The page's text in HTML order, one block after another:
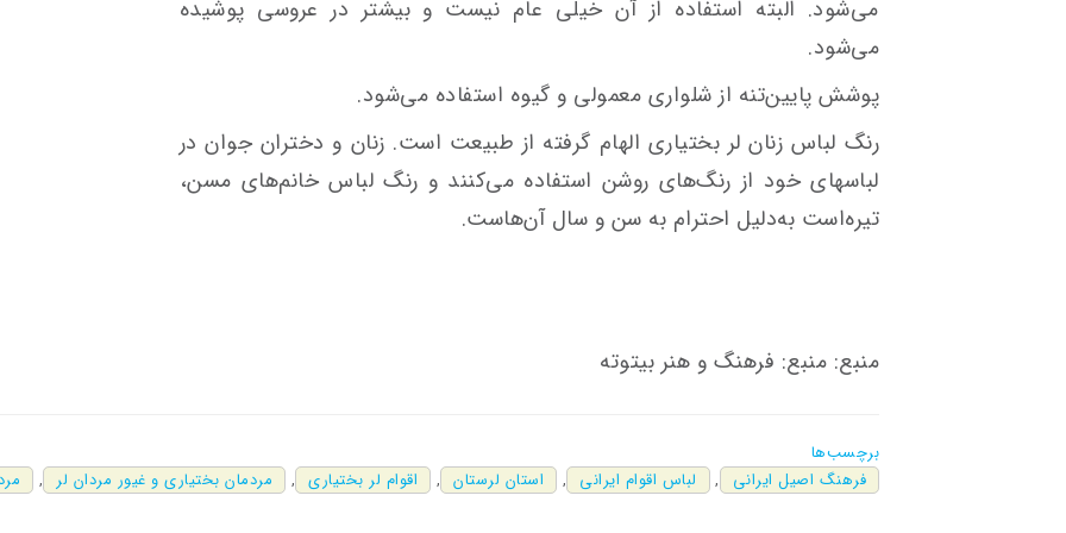
می‌شود. البته استفاده از آن خیلی عام نیست و بیشتر در عروسی پوشیده
می‌شود.
پوشش پایین‌تنه از شلواری معمولی و گیوه استفاده می‌شود.
رنگ لباس زنان لر بختیاری الهام گرفته از طبیعت است. زنان و دختران جوان در
لباسهای خود از رنگ‌های روشن استفاده می‌کنند و رنگ لباس خانم‌های مسن،
تیره‌است به‌دلیل احترام به سن و سال آن‌هاست.
منبع: منبع: فرهنگ و هنر بیتوته
برچسب‌ها
فرهنگ اصیل ایرانی
, لباس اقوام ایرانی , استان لرستان , اقوام لر بختیاری , مردمان بختیاری و غیور مردان لر ,